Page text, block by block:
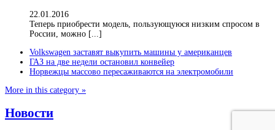
22.01.2016
Теперь приобрести модель, пользующуюся низким спросом в
России, можно [...]
Volkswagen заставят выкупить машины у американцев
ГАЗ на две недели остановил конвейер
Норвежцы массово пересаживаются на электромобили
More in this category »
Новости